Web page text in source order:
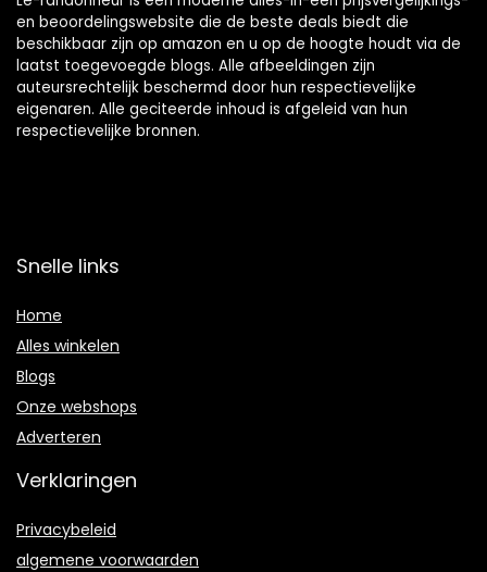
en beoordelingswebsite die de beste deals biedt die
beschikbaar zijn op amazon en u op de hoogte houdt via de
laatst toegevoegde blogs. Alle afbeeldingen zijn
auteursrechtelijk beschermd door hun respectievelijke
eigenaren. Alle geciteerde inhoud is afgeleid van hun
respectievelijke bronnen.
Snelle links
Home
Alles winkelen
Blogs
Onze webshops
Adverteren
Verklaringen
Privacybeleid
algemene voorwaarden